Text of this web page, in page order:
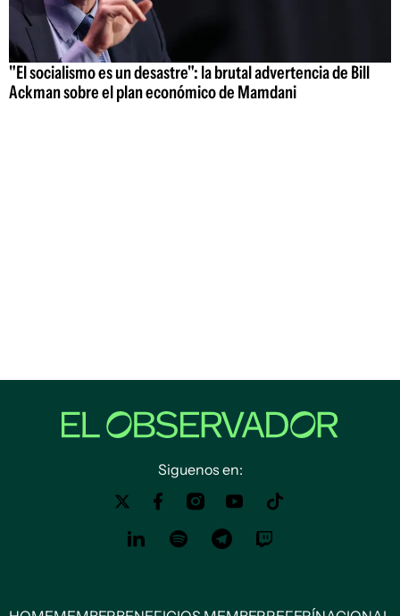
"El socialismo es un desastre": la brutal advertencia de Bill
Ackman sobre el plan económico de Mamdani
Siguenos en: